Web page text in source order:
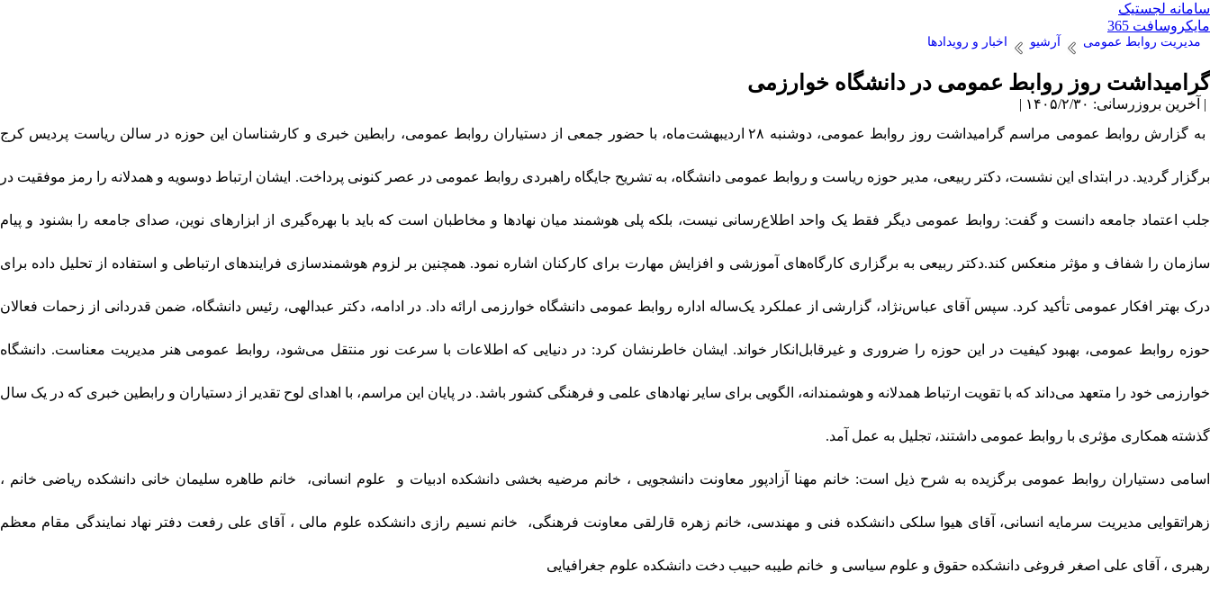
سامانه لجستیک
مایکروسافت 365
مدیریت روابط عمومی آرشیو اخبار و رویدادها
گرامیداشت روز روابط عمومی در دانشگاه خوارزمی
| آخرین بروزرسانی: ۱۴۰۵/۲/۳۰ |
به گزارش روابط عمومی مراسم گرامیداشت روز روابط عمومی، دوشنبه ۲۸ اردیبهشت‌ماه، با حضور جمعی از دستیاران روابط عمومی، رابطین خبری و کارشناسان این حوزه در سالن ریاست پردیس کرج
برگزار گردید. در ابتدای این نشست، دکتر ربیعی، مدیر حوزه ریاست و روابط عمومی دانشگاه، به تشریح جایگاه راهبردی روابط عمومی در عصر کنونی پرداخت. ایشان ارتباط دوسویه و همدلانه را رمز موفقیت در
جلب اعتماد جامعه دانست و گفت: روابط عمومی دیگر فقط یک واحد اطلاع‌رسانی نیست، بلکه پلی هوشمند میان نهادها و مخاطبان است که باید با بهره‌گیری از ابزارهای نوین، صدای جامعه را بشنود و پیام
سازمان را شفاف و مؤثر منعکس کند.دکتر ربیعی به برگزاری کارگاه‌های آموزشی و افزایش مهارت برای کارکنان اشاره نمود. همچنین بر لزوم هوشمندسازی فرایندهای ارتباطی و استفاده از تحلیل داده برای
درک بهتر افکار عمومی تأکید کرد. سپس آقای عباس‌نژاد، گزارشی از عملکرد یک‌ساله اداره روابط عمومی دانشگاه خوارزمی ارائه داد. در ادامه، دکتر عبدالهی، رئیس دانشگاه، ضمن قدردانی از زحمات فعالان
حوزه روابط عمومی، بهبود کیفیت در این حوزه را ضروری و غیرقابل‌انکار خواند. ایشان خاطرنشان کرد: در دنیایی که اطلاعات با سرعت نور منتقل می‌شود، روابط عمومی هنر مدیریت معناست. دانشگاه
خوارزمی خود را متعهد می‌داند که با تقویت ارتباط همدلانه و هوشمندانه، الگویی برای سایر نهادهای علمی و فرهنگی کشور باشد. در پایان این مراسم، با اهدای لوح تقدیر از دستیاران و رابطین خبری که در یک سال
گذشته همکاری مؤثری با روابط عمومی داشتند، تجلیل به عمل آمد.
اسامی دستیاران روابط عمومی برگزیده به شرح ذیل است: خانم مهنا آزادپور معاونت دانشجویی ، خانم مرضیه بخشی دانشکده ادبیات و علوم انسانی، خانم طاهره سلیمان خانی دانشکده ریاضی خانم ،
زهراتقوایی مدیریت سرمایه انسانی، آقای هیوا سلکی دانشکده فنی و مهندسی، خانم زهره قارلقی معاونت فرهنگی، خانم نسیم رازی دانشکده علوم مالی ، آقای علی رفعت دفتر نهاد نمایندگی مقام معظم
رهبری ، آقای علی اصغر فروغی دانشکده حقوق و علوم سیاسی و خانم طیبه حبیب دخت دانشکده علوم جغرافیایی